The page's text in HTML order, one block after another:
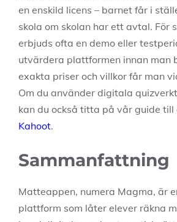
en enskild licens – barnet får i
skola om skolan har ett avtal. För
erbjuds ofta en demo eller
utvärdera plattformen innan man
exakta priser och villkor får man
Om du använder digitala
kan du också titta på vår guide
Kahoot.
Sammanfattning
Matteappen, numera Magma, är
plattform som låter elever räkna